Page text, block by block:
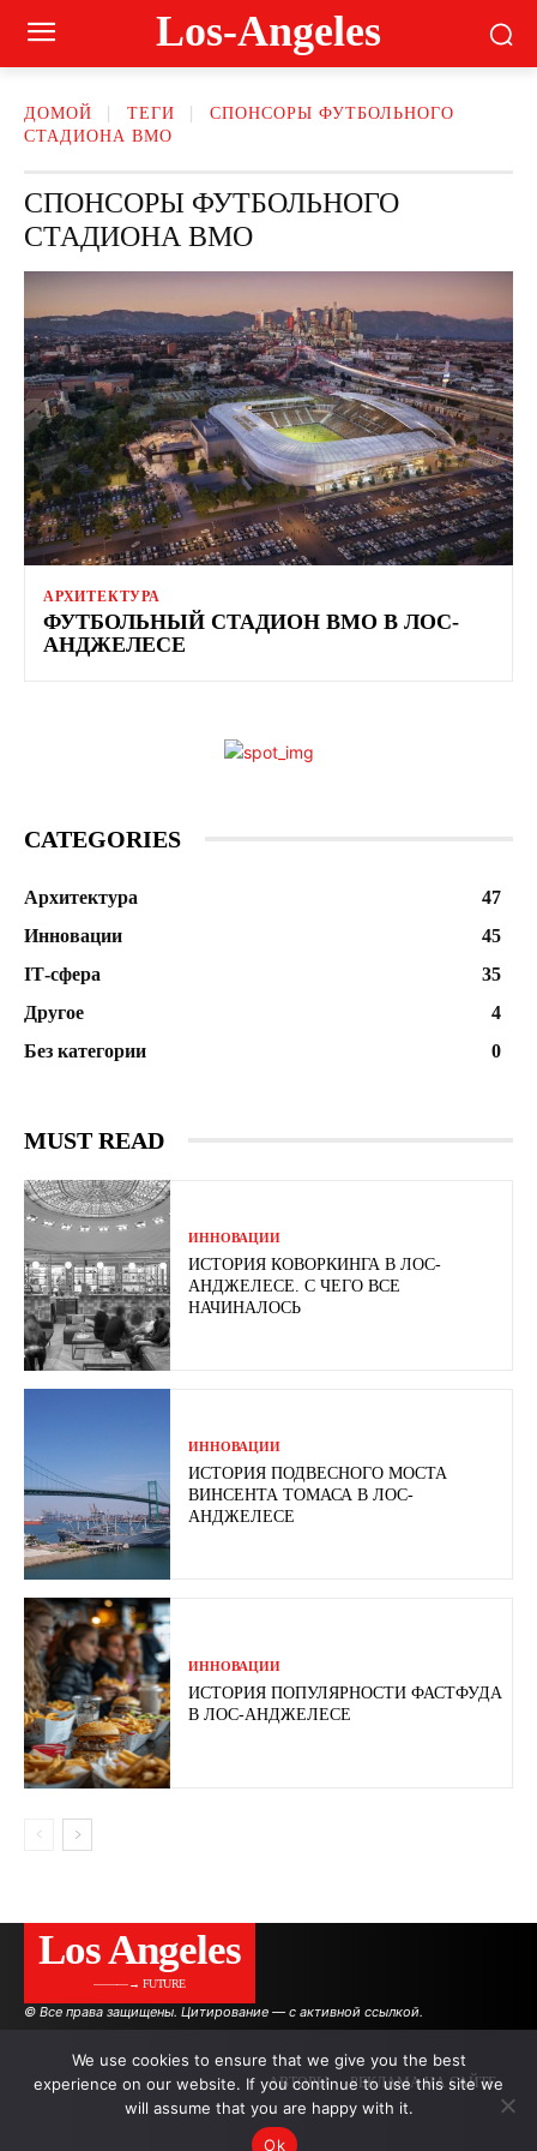
Los-Angeles
ДОМОЙ ТЕГИ
СПОНСОРЫ ФУТБОЛЬНОГО
СТАДИОНА BMO
СПОНСОРЫ ФУТБОЛЬНОГО
СТАДИОНА BMO
АРХИТЕКТУРА
ФУТБОЛЬНЫЙ СТАДИОН BMO В ЛОС-
АНДЖЕЛЕСЕ
CATEGORIES
Архитектура
47
Инновации
45
ІТ-сфера
35
Другое
4
Без категории
0
MUST READ
ИННОВАЦИИ
ИСТОРИЯ КОВОРКИНГА В ЛОС-
АНДЖЕЛЕСЕ. С ЧЕГО ВСЕ
НАЧИНАЛОСЬ
ИННОВАЦИИ
ИСТОРИЯ ПОДВЕСНОГО МОСТА
ВИНСЕНТА ТОМАСА В ЛОС-
АНДЖЕЛЕСЕ
ИННОВАЦИИ
ИСТОРИЯ ПОПУЛЯРНОСТИ ФАСТФУДА
В ЛОС-АНДЖЕЛЕСЕ
Los Angeles
———→ FUTURE
© Все права защищены. Цитирование — с активной ссылкой.
АВТОРЫ РЕКЛАМА НА САЙТЕ
We use cookies to ensure that we give you the best
experience on our website. If you continue to use this site we
will assume that you are happy with it.
Ok